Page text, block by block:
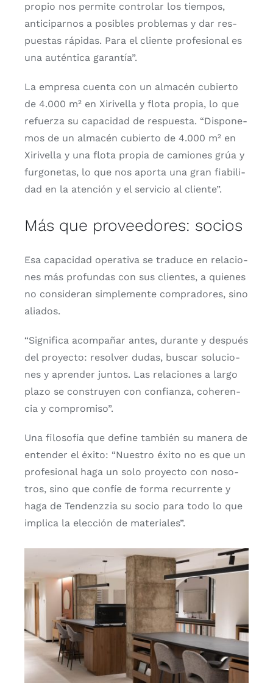
pro­pio nos per­mi­te con­tro­lar los tiem­pos,
anti­ci­par­nos a posi­bles pro­ble­mas y dar res­
pues­tas rápi­das. Para el clien­te pro­fe­sio­nal es
una autén­ti­ca garan­tía”.
La empre­sa cuen­ta con un alma­cén cubier­to
de 4.000 m² en Xiri­ve­lla y flo­ta pro­pia, lo que
refuer­za su capa­ci­dad de res­pues­ta. “Dis­po­ne­
mos de un alma­cén cubier­to de 4.000 m² en
Xiri­ve­lla y una flo­ta pro­pia de camio­nes grúa y
fur­go­ne­tas, lo que nos apor­ta una gran fia­bi­li­
dad en la aten­ción y el ser­vi­cio al clien­te”.
Más que proveedores: socios
Esa capa­ci­dad ope­ra­ti­va se tra­du­ce en rela­cio­
nes más pro­fun­das con sus clien­tes, a quie­nes
no con­si­de­ran sim­ple­men­te com­pra­do­res, sino
alia­dos.
“Sig­ni­fi­ca acom­pa­ñar antes, duran­te y des­pués
del pro­yec­to: resol­ver dudas, bus­car solu­cio­
nes y apren­der jun­tos. Las rela­cio­nes a lar­go
pla­zo se cons­tru­yen con con­fian­za, cohe­ren­
cia y com­pro­mi­so”.
Una filo­so­fía que defi­ne tam­bién su mane­ra de
enten­der el éxi­to: “Nues­tro éxi­to no es que un
pro­fe­sio­nal haga un solo pro­yec­to con noso­
tros, sino que con­fíe de for­ma recu­rren­te y
haga de Ten­denz­zia su socio para todo lo que
impli­ca la elec­ción de mate­ria­les”.